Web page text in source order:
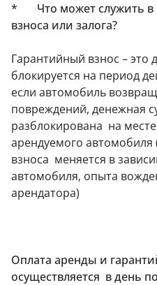
* Что может служить в
взноса или залога?
Гарантийный взнос – это
блокируется на период
если автомобиль
повреждений, денежная
разблокирована на
арендуемого
взноса меняется в
автомобиля, опыта
арендатора)
Оплата аренды и
осуществляется в день